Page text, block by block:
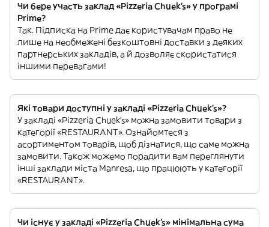
Чи бере участь заклад «Pizzeria Chuek's» у програмі
Prime?
Так. Підписка на Prime дає користувачам право не
лише на необмежені безкоштовні доставки з деяких
партнерських закладів, а й дозволяє скористатися
іншими перевагами!
Які товари доступні у закладі «Pizzeria Chuek's»?
У закладі «Pizzeria Chuek's» можна замовити товари з
категорії «RESTAURANT». Ознайомтеся з
асортиментом товарів, щоб дізнатися, що саме можна
замовити. Також можемо порадити вам переглянути
інші заклади міста Manresa, що працюють у категорії
«RESTAURANT».
Чи існує у закладі «Pizzeria Chuek's» мінімальна сума